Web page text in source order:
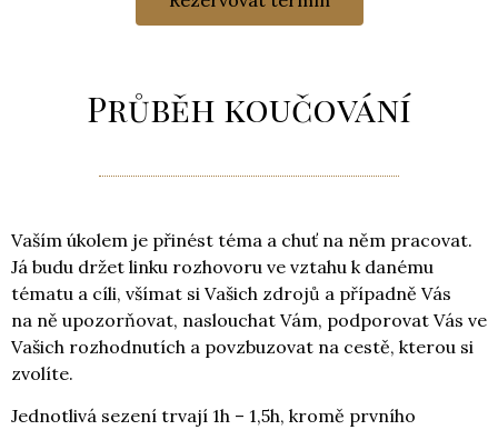
Průběh koučování
Vaším úkolem je přinést téma a chuť na něm pracovat.
Já budu držet linku rozhovoru ve vztahu k danému
tématu a cíli, všímat si Vašich zdrojů a případně Vás
na ně upozorňovat, naslouchat Vám, podporovat Vás ve
Vašich rozhodnutích a povzbuzovat na cestě, kterou si
zvolíte.
Jednotlivá sezení trvají 1h – 1,5h, kromě prvního